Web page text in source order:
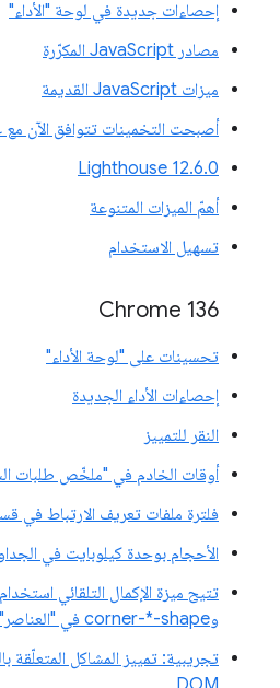
إحصاءات جديدة في لوحة "الأداء"
مصادر JavaScript المكرّرة
ميزات JavaScript القديمة
أصبحت التخمينات تتوافق الآن مع
‫Lighthouse 12.6.0
أهمّ الميزات المتنوعة
تسهيل الاستخدام
Chrome 136
تحسينات على "لوحة الأداء"
إحصاءات الأداء الجديدة
النقر للتمييز
أوقات الخادم في "ملخّص طلبات
فلترة ملفات تعريف الارتباط في
الأحجام بوحدة كيلوبايت في
وcorner-*-shape في "العناصر" > "الأنماط"
تجريبية: تمييز المشاكل المتعلّقة